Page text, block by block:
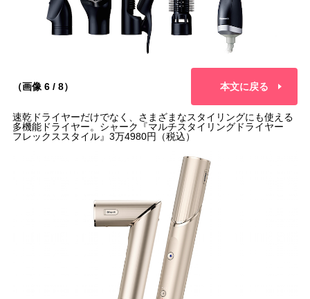
（画像 6 / 8） 本文に戻る
速乾ドライヤーだけでなく、さまざまなスタイリングにも使える
多機能ドライヤー。シャーク『マルチスタイリングドライヤー
フレックススタイル』3万4980円（税込）